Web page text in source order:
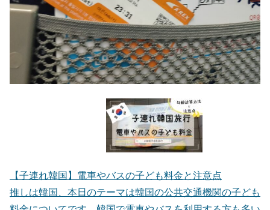
【子連れ韓国】電車やバスの子ども料金と注意点
推しは韓国、本日のテーマは韓国の公共交通機関の子ども